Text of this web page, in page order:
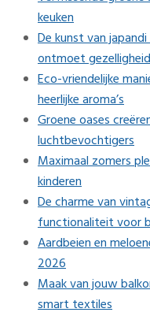
keuken
De kunst van
ontmoet gezelligheid
Eco-vriendelijke
heerlijke aroma’s
Groene oases
luchtbevochtigers
Maximaal zomers
kinderen
De charme van
functionaliteit voor
Aardbeien en
2026
Maak van jouw
smart textiles